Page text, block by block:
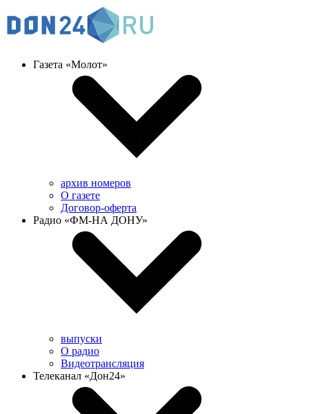
Газета «Молот»
архив номеров
О газете
Договор-оферта
Радио «ФМ-НА ДОНУ»
выпуски
О радио
Видеотрансляция
Телеканал «Дон24»